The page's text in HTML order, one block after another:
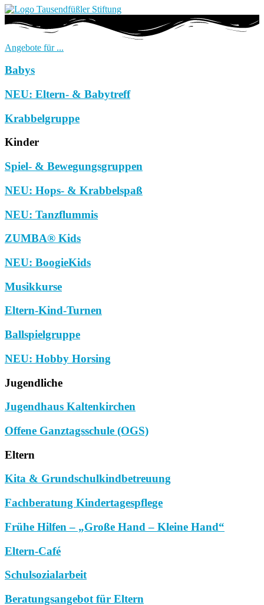
Angebote für ...
Babys
NEU: Eltern- & Babytreff
Krabbelgruppe
Kinder
Spiel- & Bewegungsgruppen
NEU: Hops- & Krabbelspaß
NEU: Tanzflummis
ZUMBA® Kids
NEU: BoogieKids
Musikkurse
Eltern-Kind-Turnen
Ballspielgruppe
NEU: Hobby Horsing
Jugendliche
Jugendhaus Kaltenkirchen
Offene Ganztagsschule (OGS)
Eltern
Kita & Grundschulkindbetreuung
Fachberatung Kindertagespflege
Frühe Hilfen – „Große Hand – Kleine Hand“
Eltern-Café
Schulsozialarbeit
Beratungsangebot für Eltern